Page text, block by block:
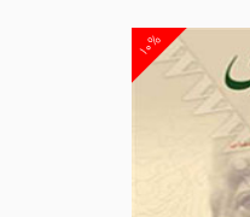
۱۰%